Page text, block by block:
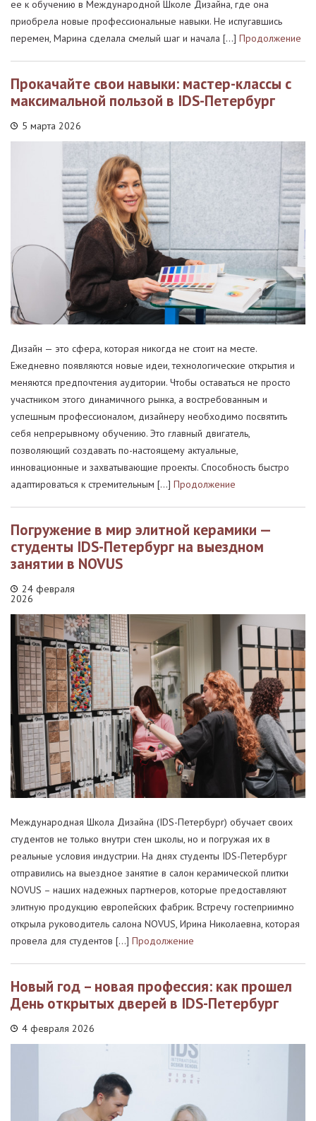
ее к обучению в Международной Школе Дизайна, где она
приобрела новые профессиональные навыки. Не испугавшись
перемен, Марина сделала смелый шаг и начала […] Продолжение
Прокачайте свои навыки: мастер-классы с
максимальной пользой в IDS-Петербург
5 марта 2026
Дизайн — это сфера, которая никогда не стоит на месте.
Ежедневно появляются новые идеи, технологические открытия и
меняются предпочтения аудитории. Чтобы оставаться не просто
участником этого динамичного рынка, а востребованным и
успешным профессионалом, дизайнеру необходимо посвятить
себя непрерывному обучению. Это главный двигатель,
позволяющий создавать по-настоящему актуальные,
инновационные и захватывающие проекты. Способность быстро
адаптироваться к стремительным […] Продолжение
Погружение в мир элитной керамики —
студенты IDS-Петербург на выездном
занятии в NOVUS
24 февраля
2026
Международная Школа Дизайна (IDS-Петербург) обучает своих
студентов не только внутри стен школы, но и погружая их в
реальные условия индустрии. На днях студенты IDS-Петербург
отправились на выездное занятие в салон керамической плитки
NOVUS – наших надежных партнеров, которые предоставляют
элитную продукцию европейских фабрик. Встречу гостеприимно
открыла руководитель салона NOVUS, Ирина Николаевна, которая
провела для студентов […] Продолжение
Новый год – новая профессия: как прошел
День открытых дверей в IDS-Петербург
4 февраля 2026